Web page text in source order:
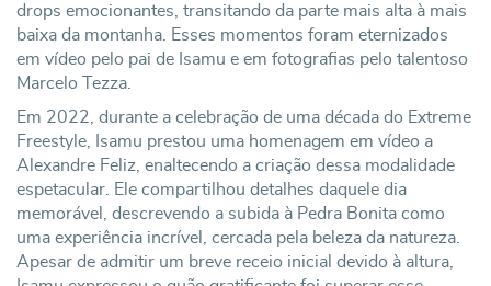
drops emocionantes, transitando da parte mais alta à mais
baixa da montanha. Esses momentos foram eternizados
em vídeo pelo pai de Isamu e em fotografias pelo talentoso
Marcelo Tezza.
Em 2022, durante a celebração de uma década do Extreme
Freestyle, Isamu prestou uma homenagem em vídeo a
Alexandre Feliz, enaltecendo a criação dessa modalidade
espetacular. Ele compartilhou detalhes daquele dia
memorável, descrevendo a subida à Pedra Bonita como
uma experiência incrível, cercada pela beleza da natureza.
Apesar de admitir um breve receio inicial devido à altura,